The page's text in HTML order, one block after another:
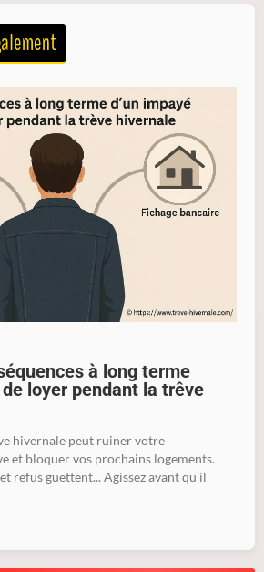
à long terme
loyer pendant la trêve
hivernale peut ruiner votre
et bloquer vos prochains logements.
refus guettent... Agissez avant qu'il